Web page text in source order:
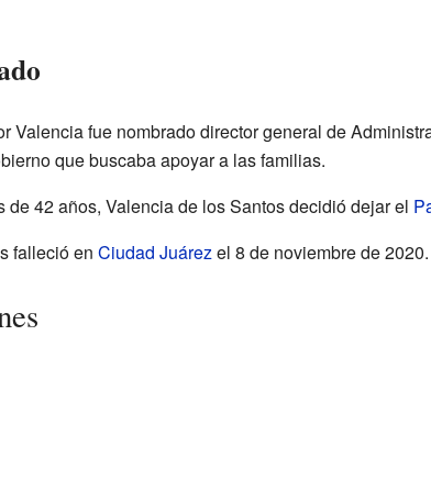
Valencia fue nombrado director general de
que buscaba apoyar a las familias.
de 42 años, Valencia de los Santos decidió dejar el
falleció en Ciudad Juárezel 8 de noviembre de